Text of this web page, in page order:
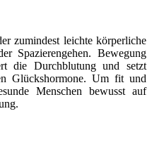
zumindest leichte körperliche
Spazierengehen. Bewegung
die Durchblutung und setzt
Glückshormone. Um fit und
Menschen bewusst auf